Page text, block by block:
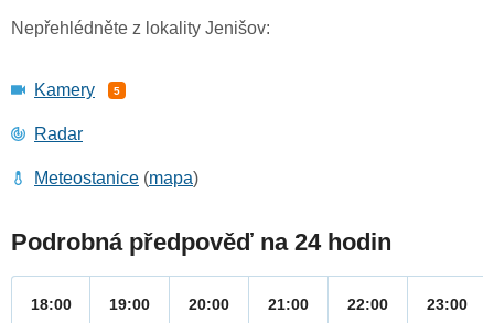
Nepřehlédněte z lokality Jenišov:
Kamery 5
Radar
Meteostanice (mapa)
Podrobná předpověď na 24 hodin
18:00 19:00 20:00 21:00 22:00 23:00